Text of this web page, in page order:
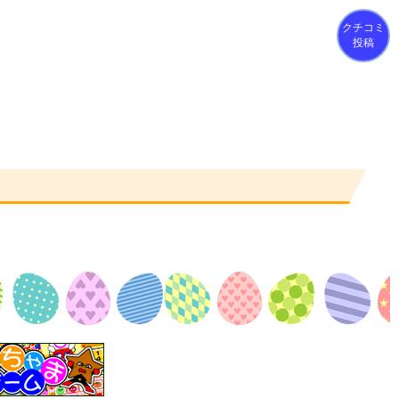
クチコミ
投稿